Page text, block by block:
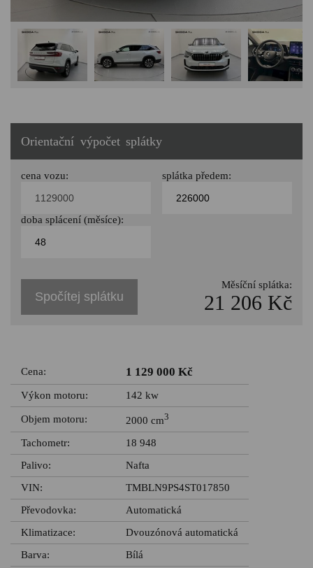
Orientační výpočet splátky
cena vozu: splátka předem:
doba splácení (měsíce):
Spočítej splátku
Měsíční splátka:
21 206 Kč
Cena: 1 129 000 Kč
Výkon motoru: 142 kw
Objem motoru: 2000 cm3
Tachometr:
18 948
Palivo:
Nafta
VIN:
TMBLN9PS4ST017850
Převodovka:
Automatická
Klimatizace:
Dvouzónová automatická
Barva:
Bílá